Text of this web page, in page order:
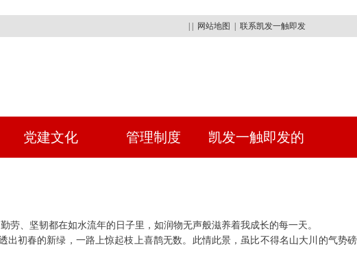
网站地图 联系凯发一触即发
党建文化 管理制度 凯发一触即发的
、坚韧都在如水流年的日子里，如润物无声般滋养着我成长的每一天。
初春的新绿，一路上惊起枝上喜鹊无数。此情此景，虽比不得名山大川的气势磅